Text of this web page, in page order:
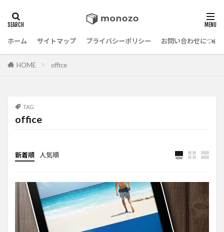
ホーム サイトマップ プライバシーポリシー お問い合わせについ
HOME office
TAG
office
新着順 人気順